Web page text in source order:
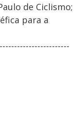
de Ciclismo;
para a